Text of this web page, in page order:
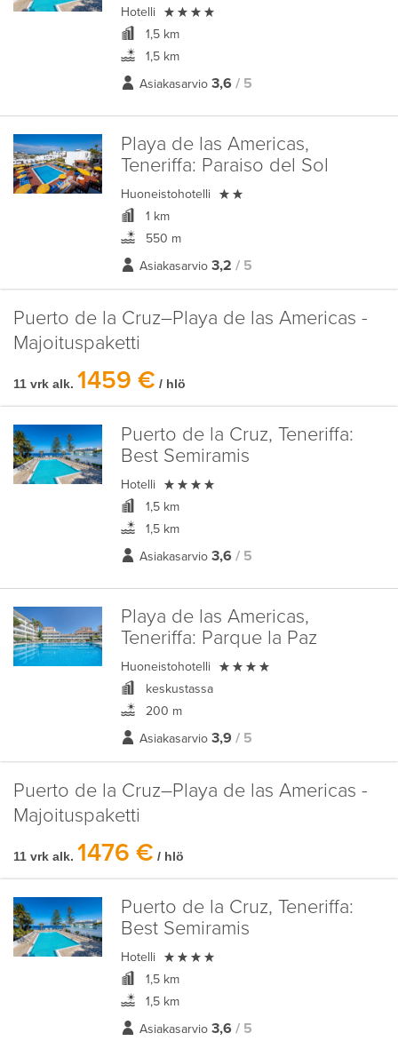
Hotelli 
1,5 km
1,5 km
Asiakasarvio 3,6 / 5
Playa de las Americas,
Teneriffa: Paraiso del Sol
Huoneistohotelli 
1 km
550 m
Asiakasarvio 3,2 / 5
Puerto de la Cruz–Playa de las Americas -
Majoituspaketti
11 vrk alk. 1459 € / hlö
Puerto de la Cruz, Teneriffa:
Best Semiramis
Hotelli 
1,5 km
1,5 km
Asiakasarvio 3,6 / 5
Playa de las Americas,
Teneriffa: Parque la Paz
Huoneistohotelli 
keskustassa
200 m
Asiakasarvio 3,9 / 5
Puerto de la Cruz–Playa de las Americas -
Majoituspaketti
11 vrk alk. 1476 € / hlö
Puerto de la Cruz, Teneriffa:
Best Semiramis
Hotelli 
1,5 km
1,5 km
Asiakasarvio 3,6 / 5